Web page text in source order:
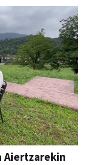
Aiertzarekin